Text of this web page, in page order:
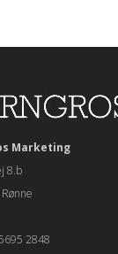
Marketing
8.b
2848